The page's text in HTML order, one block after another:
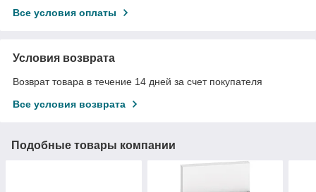
Все условия оплаты
Условия возврата
Возврат товара в течение 14 дней за счет покупателя
Все условия возврата
Подобные товары компании